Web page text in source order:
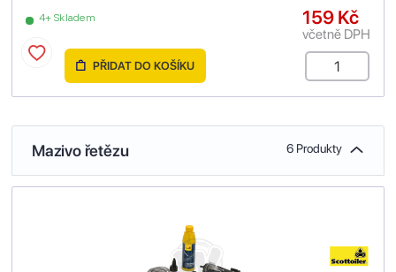
4+ Skladem 159 Kč
včetně DPH
PŘIDAT DO KOŠÍKU
Mazivo řetězu 6 Produkty